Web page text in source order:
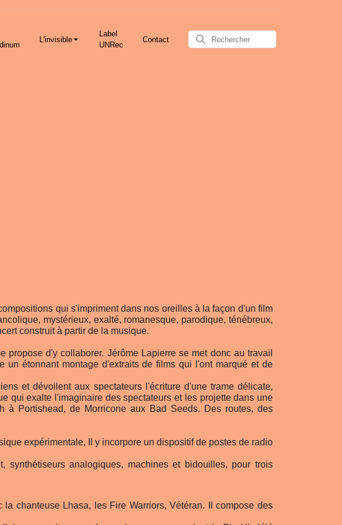
L'invisible
Label
UNRec
Contact
qui s'impriment dans nos oreilles à la façon d'un film
mystérieux, exalté, romanesque, parodique, ténébreux,
construit à partir de la musique.
d'y collaborer. Jérôme Lapierre se met donc au travail
un étonnant montage d'extraits de films qui l'ont marqué et de
et dévoilent aux spectateurs l'écriture d'une trame délicate,
qui exalte l'imaginaire des spectateurs et les projette dans une
à Portishead, de Morricone aux Bad Seeds. Des routes, des
expérimentale, Il y incorpore un dispositif de postes de radio
analogiques, machines et bidouilles, pour trois
chanteuse Lhasa, les Fire Warriors, Vétéran. Il compose des